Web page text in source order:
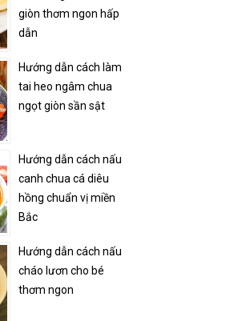
giòn thơm ngon hấp
dẫn
Hướng dẫn cách làm
tai heo ngâm chua
ngọt giòn sần sật
Hướng dẫn cách nấu
canh chua cá diêu
hồng chuẩn vị miền
Bắc
Hướng dẫn cách nấu
cháo lươn cho bé
thơm ngon